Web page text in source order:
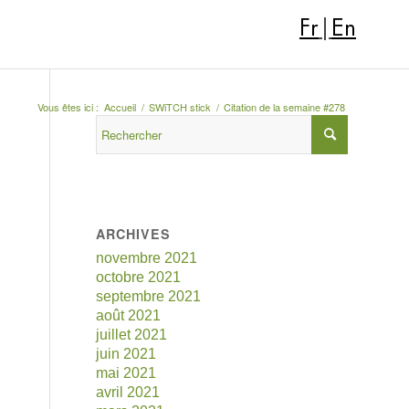
Fr En
Vous êtes ici : Accueil / SWiTCH stick / Citation de la semaine #278
ARCHIVES
novembre 2021
octobre 2021
septembre 2021
août 2021
juillet 2021
juin 2021
mai 2021
avril 2021